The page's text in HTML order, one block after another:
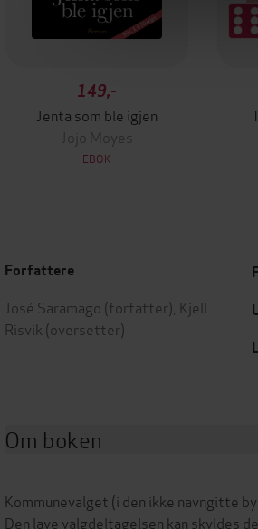
149,-
Jenta som ble igjen
Jojo Moyes
EBOK
Forfattere
José Saramago (forfatter), Kjell
Risvik (oversetter)
Om boken
Kommunevalget (i den ikke navngitte
Den lave valgdeltagelsen kan skyldes